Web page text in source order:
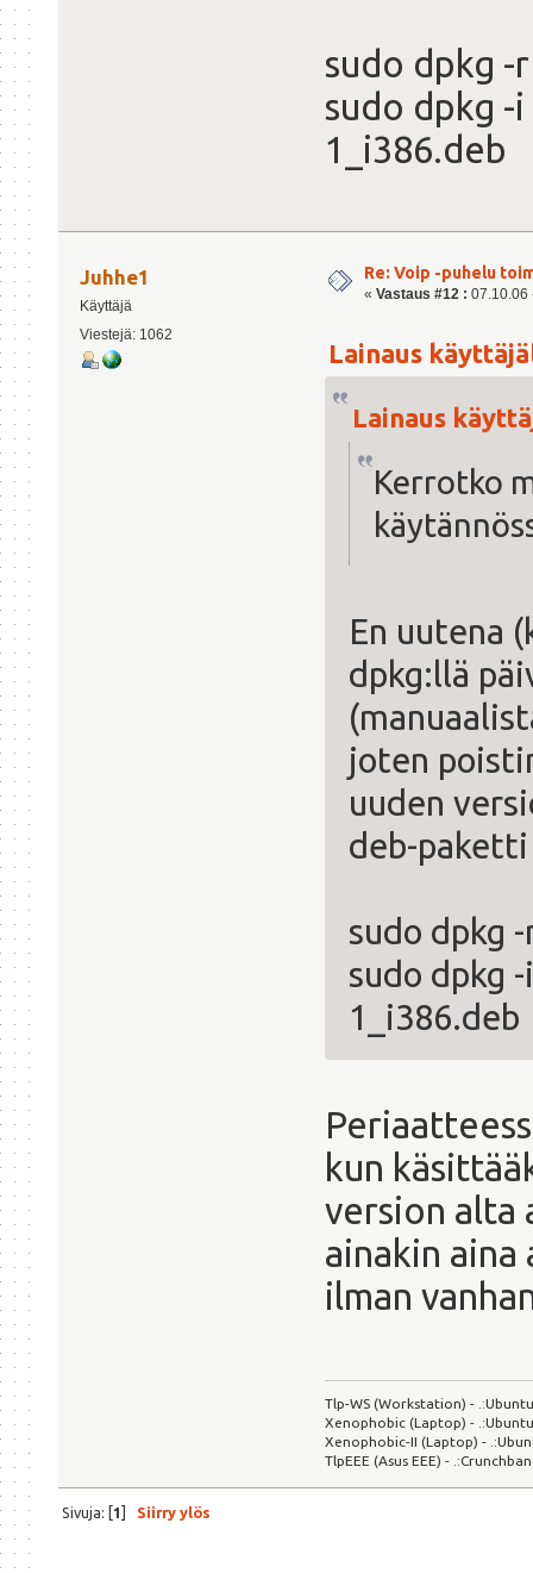
sudo dpkg -
sudo dpkg -
1_i386.deb
Juhhe1
Käyttäjä
Viestejä: 1062
Re: Voip -puhelu
« Vastaus #12 : 07.10.06
Lainaus
Lainaus
Kerrotko
En uutena
dpkg:llä
joten
uuden
deb-
sudo dpkg
sudo dpkg
1_i386.deb
kun
version alta
ainakin aina
ilman
Tlp-WS (Workstation) -
Xenophobic (Laptop) -
Xenophobic-II (Laptop) -
TlpEEE (Asus EEE) -
Sivuja: [1] Siirry ylös